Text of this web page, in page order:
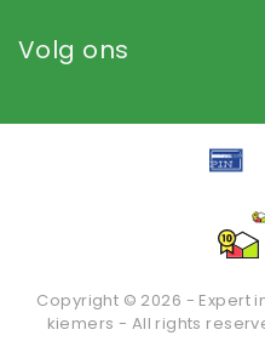
Volg ons
Copyright © 2026 - Expert
kiemers - All rights